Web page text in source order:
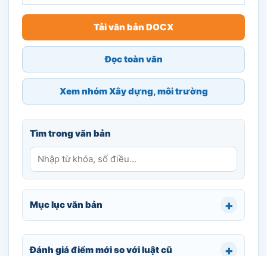
Tải văn bản DOCX
Đọc toàn văn
Xem nhóm Xây dựng, môi trường
Tìm trong văn bản
Mục lục văn bản
Đánh giá điểm mới so với luật cũ